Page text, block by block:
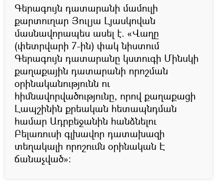
Գերագույն դատարանի մամուլի
քարտուղար Յուլյա Լյասկովան
մասնավորապես ասել է. «Վաղը
(փետրվարի 7-ին) փակ նիստում
Գերագույն դատարանը կստուգի Մինսկի
քաղաքային դատարանի որոշման
օրինականությունն ու
հիﬓավորվածությունը, որով քաղաքացի
Լապշինին քրեական հետապնդման
համար Ադրբեջանին հանձնելու
Բելառուսի գլխավոր դատախազի
տեղակալի որոշուﬓ օրինական Է
ճանաչված»: